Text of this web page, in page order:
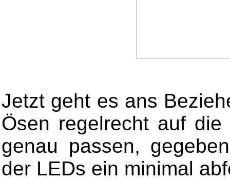
Jetzt geht es ans
Ösen regelrecht auf
genau passen,
der LEDs ein minimal